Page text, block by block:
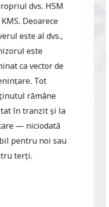
dvs. HSM
Deoarece
este al dvs.,
este
ca vector de
Tot
rămâne
în tranzit și la
— niciodată
pentru noi sau
terți.